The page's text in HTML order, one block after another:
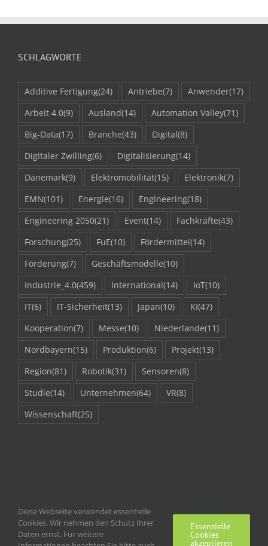
SCHLAGWORTE
Additive Fertigung(24) Antriebe(7) Anwender(17)
Arbeit 4.0(9) Ausland(14) Automation Valley(71)
Big-Data(17) Branche(43) Digital(8)
Digitaler Zwilling(6) Digitalisierung(14)
Dänemark(9) Elektromobilität(15) Elektronik(7)
EMN(101) Energie(16) Engineering(18)
Engineering 2050(21) Event(14) Fachkräfte(43)
Forschung(25) FuE(10) Fördermittel(14)
Förderung(7) Geschäftsmodelle(10)
Industrie_4.0(459) International(14) IoT(10)
IT(6) IT-Sicherheit(13) Japan(10) KI(47)
Kooperation(7) Messe(10) Niederlande(11)
Nordbayern(15) Produktion(6) Projekt(13)
Region(81) Robotik(31) Sensoren(8)
Studie(14) Unternehmen(64) VR(8)
Wissenschaft(25)
Diese Webseite verwendet essentielle
Cookies. Wir nehmen den Schutz Ihrer
Daten ernst. Für weitere
Essenzielle
Cookies
akzeptieren